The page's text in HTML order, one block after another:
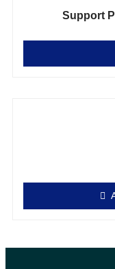
Support